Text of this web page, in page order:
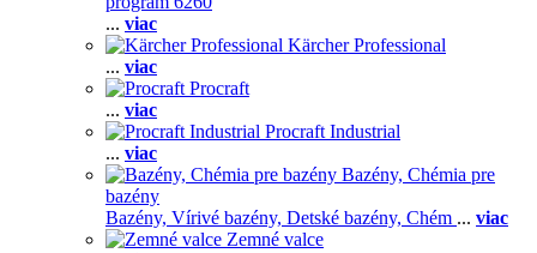
... viac
Kärcher Professional
... viac
Procraft
... viac
Procraft Industrial
... viac
Bazény, Chémia pre
bazény
Bazény, Vírivé bazény, Detské bazény, Chém ... viac
Zemné valce